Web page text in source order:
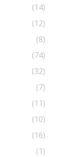
(14)
(12)
(8)
(74)
(32)
(7)
(11)
(10)
(16)
(1)